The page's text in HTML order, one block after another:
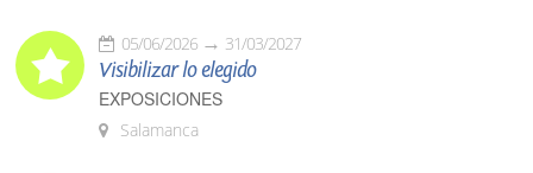
05/06/2026 31/03/2027
Visibilizar lo elegido
EXPOSICIONES
Salamanca